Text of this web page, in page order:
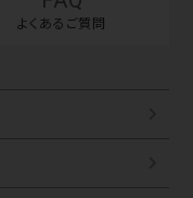
よくあるご質問